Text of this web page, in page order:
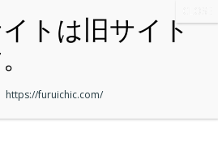
https://furuichic.com/